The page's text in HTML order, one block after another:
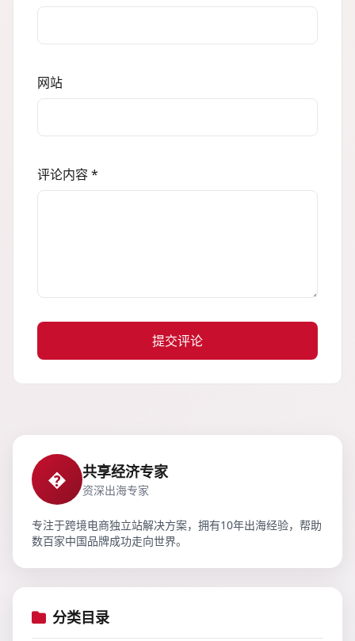
网站
评论内容 *
提交评论
� 共享经济专家
资深出海专家
专注于跨境电商独立站解决方案，拥有10年出海经验，帮助
数百家中国品牌成功走向世界。
分类目录